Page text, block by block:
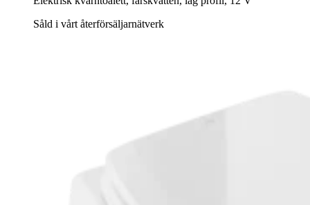
Såld i vårt återförsäljarnätverk